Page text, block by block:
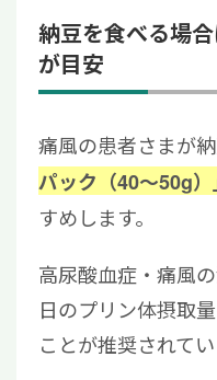
納豆を食べる場
が目安
痛風の患者さまが納
パック（40〜50g
すめします。
高尿酸血症・痛風
日のプリン体摂取
ことが推奨されてい